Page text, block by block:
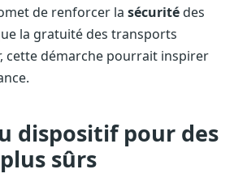
de renforcer la sécuritédes
la gratuité des transports
cette démarche pourrait inspirer
dispositif pour des
sûrs